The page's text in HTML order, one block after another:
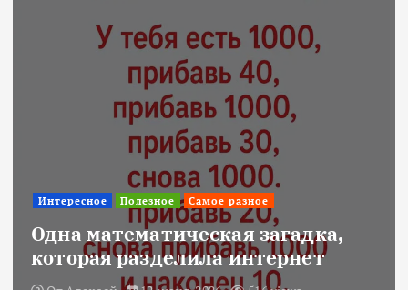
Интересное Полезное Самое разное
Одна математическая загадка,
которая разделила интернет